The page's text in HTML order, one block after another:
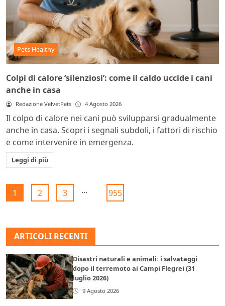
Pets Healthy
Colpi di calore ‘silenziosi’: come il caldo uccide i cani
anche in casa
Redazione VelvetPets 4 Agosto 2026
Il colpo di calore nei cani può svilupparsi gradualmente
anche in casa. Scopri i segnali subdoli, i fattori di rischio
e come intervenire in emergenza.
Leggi di più
1 2 3 ... 955
ARTICOLI RECENTI
Disastri naturali e animali: i salvataggi
dopo il terremoto ai Campi Flegrei (31
luglio 2026)
9 Agosto 2026